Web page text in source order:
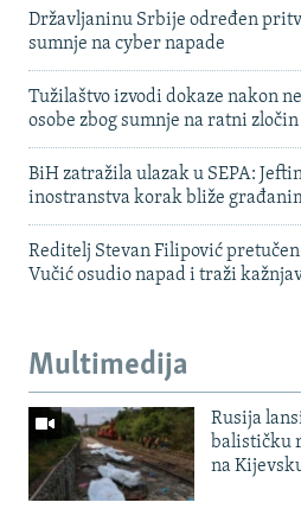
Državljaninu Srbije određen
sumnje na cyber napade
Tužilaštvo izvodi dokaze nakon
osobe zbog sumnje na ratni zločin
BiH zatražila ulazak u SEPA:
inostranstva korak bliže
Reditelj Stevan Filipović
Vučić osudio napad i traži
Multimedija
Rusija
balističku
na